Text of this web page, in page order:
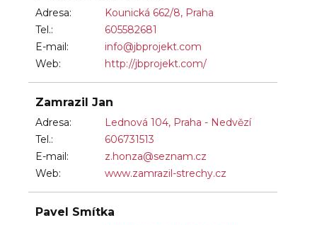
Adresa:
Kounická 662/8, Praha
Tel.:
605582681
E-mail:
info@jbprojekt.com
Web:
http://jbprojekt.com/
Zamrazil Jan
Adresa:
Lednová 104, Praha - Nedvězí
Tel.:
606731513
E-mail:
z.honza@seznam.cz
Web:
www.zamrazil-strechy.cz
Pavel Smítka